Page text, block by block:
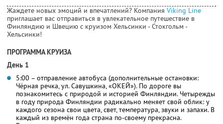
Жаждете новых эмоций и впечатлений? Компания Viking Line
приглашает вас отправиться в увлекательное путешествие в
Финляндию и Швецию с круизом Хельсинки - Стокгольм -
Хельсинки!
ПРОГРАММА КРУИЗА
День 1
5:00 – отправление автобуса (дополнительные остановки:
Чёрная речка, ул. Савушкина, «ОКЕЙ»). По дороге вы
познакомитесь с природой и историей Финляндии. Четырежды
в году природа Финляндии радикально меняет свой облик: у
каждого сезона свои цвета, свет, температура, звуки и запахи. В
каждый из времён года страна по-своему прекрасна.